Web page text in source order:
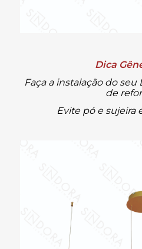
Dica
Faça a instalação do
de
Evite pó e sujeira